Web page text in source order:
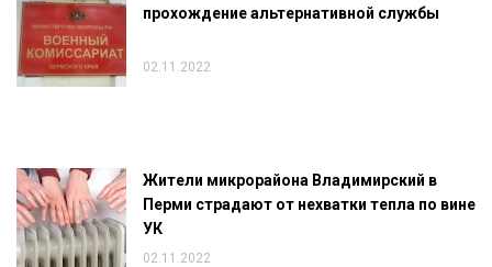
прохождение альтернативной службы
02.11.2022
Жители микрорайона Владимирский в
Перми страдают от нехватки тепла по вине
УК
02.11.2022